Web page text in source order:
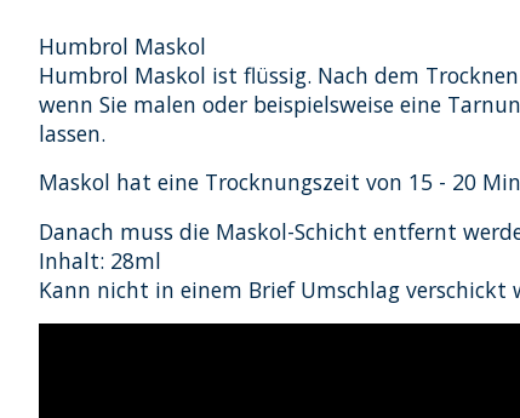
Humbrol Maskol
Humbrol Maskol ist flüssig. Nach dem
wenn Sie malen oder beispielsweise eine
lassen.
Maskol hat eine Trocknungszeit von 15 - 20
Danach muss die Maskol-Schicht entfernt
Inhalt: 28ml
Kann nicht in einem Brief Umschlag verschickt